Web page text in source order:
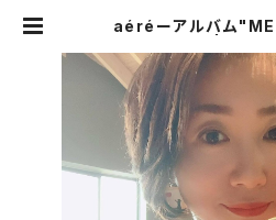
aéréーアルバム